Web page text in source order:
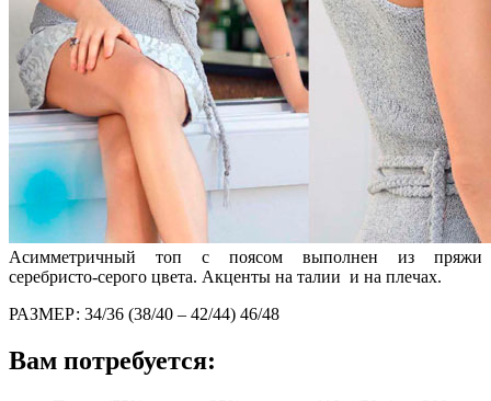
Асимметричный топ с поясом выполнен из пряжи
серебристо-серого цвета. Акценты на талии и на плечах.
РАЗМЕР: 34/36 (38/40 – 42/44) 46/48
Вам потребуется: